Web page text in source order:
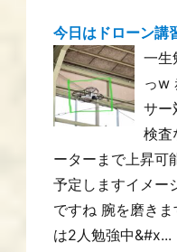
今日はドローン講
一生
っw
サー
検査
ーターまで上昇可
予定しますイメー
ですね 腕を磨き
は2人勉強中&#x...